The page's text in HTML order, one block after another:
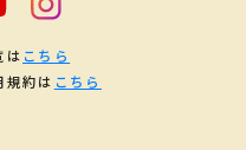
は こちら
規約は こちら